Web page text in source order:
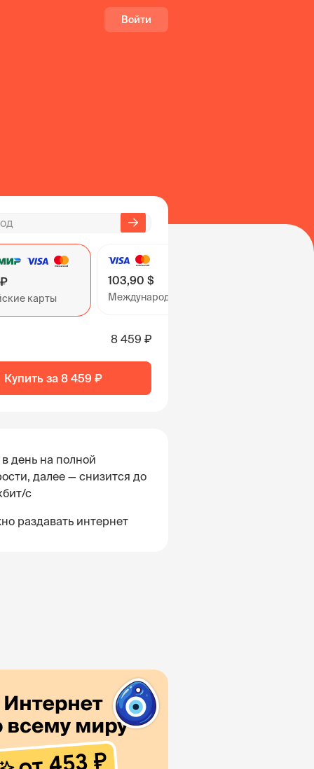
Войти
карты
103,90 $
Международные карты
8 459 ₽
Купить за 8 459 ₽
день на полной
далее — снизится до
с
раздавать интернет